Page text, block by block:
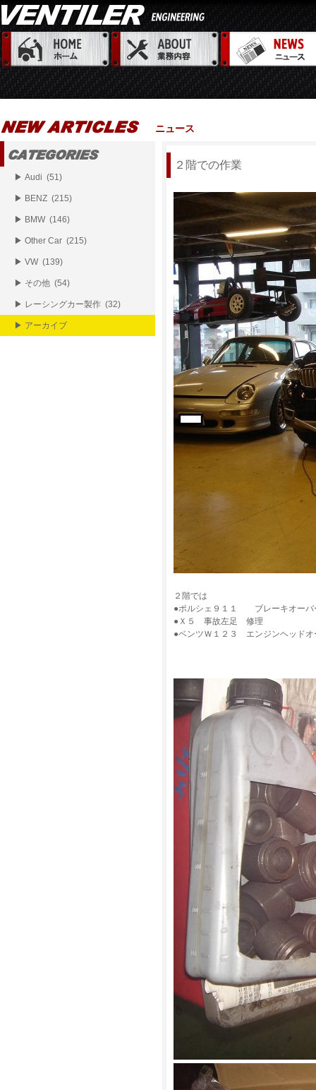
ニュース
２階での作業
２階では
●ポルシェ９１１ ブレーキオーバ
●Ｘ５ 事故左足 修理
●ベンツＷ１２３ エンジンヘッドオ
▶ Audi (51)
▶ BENZ (215)
▶ BMW (146)
▶ Other Car (215)
▶ VW (139)
▶ その他 (54)
▶ レーシングカー製作 (32)
▶ アーカイブ